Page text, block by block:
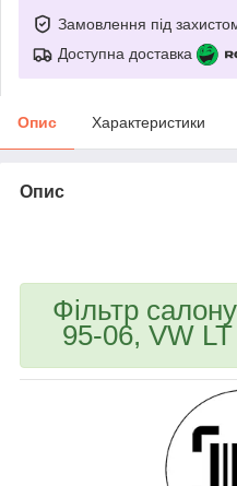
Замовлення під
Доступна доставка
Опис Характеристики
Опис
Фільтр
95-06, VW